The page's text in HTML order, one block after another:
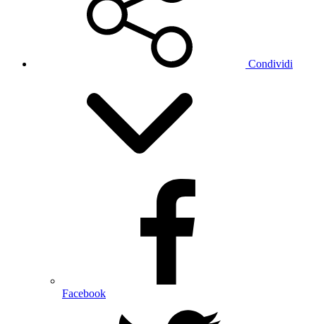
Condividi
Facebook